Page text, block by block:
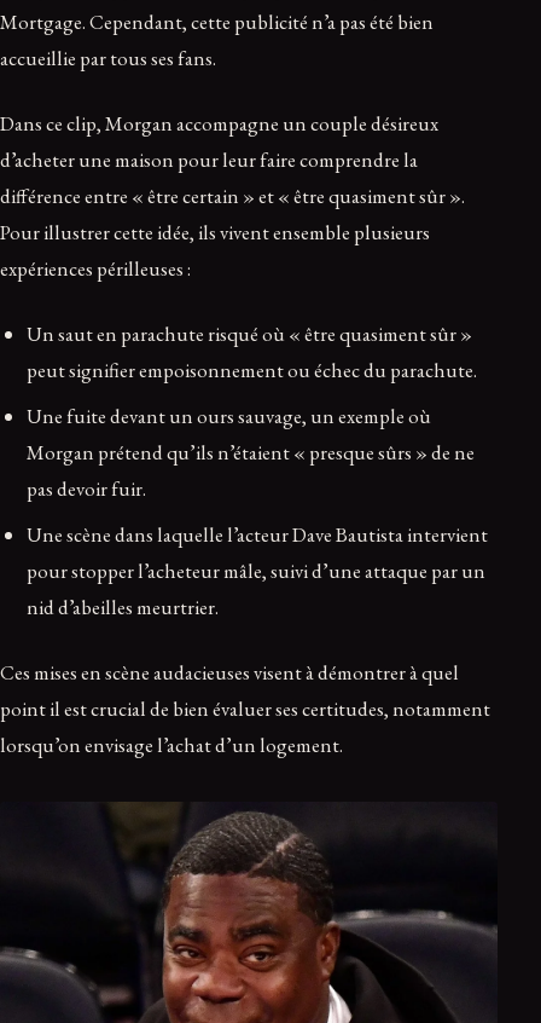
Mortgage. Cependant, cette publicité n’a pas été bien
accueillie par tous ses fans.
Dans ce clip, Morgan accompagne un couple désireux
d’acheter une maison pour leur faire comprendre la
différence entre « être certain » et « être quasiment sûr ».
Pour illustrer cette idée, ils vivent ensemble plusieurs
expériences périlleuses :
Un saut en parachute risqué où « être quasiment sûr »
peut signifier empoisonnement ou échec du parachute.
Une fuite devant un ours sauvage, un exemple où
Morgan prétend qu’ils n’étaient « presque sûrs » de ne
pas devoir fuir.
Une scène dans laquelle l’acteur Dave Bautista intervient
pour stopper l’acheteur mâle, suivi d’une attaque par un
nid d’abeilles meurtrier.
Ces mises en scène audacieuses visent à démontrer à quel
point il est crucial de bien évaluer ses certitudes, notamment
lorsqu’on envisage l’achat d’un logement.